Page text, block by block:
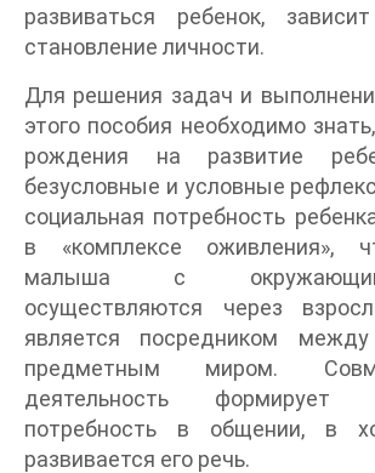
развиваться ребенок,
становление личности.
Для решения задач и
этого пособия необходимо
рождения на развитие
безусловные и условные
социальная потребность
в «комплексе оживления»,
малыша с
осуществляются через
является посредником
предметным миром.
деятельность
потребность в общении, в
развивается его речь.